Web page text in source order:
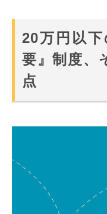
20万円以
要』制度、
点